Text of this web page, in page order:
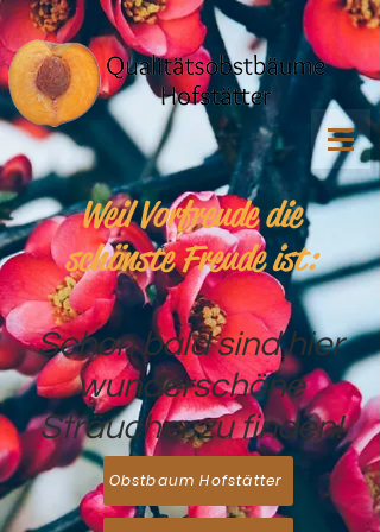
Weil Vorfreude die
schönste Freude ist:
Schon bald sind hier
wunderschöne
Sträucher zu finden!
Obstbaum Hofstätter